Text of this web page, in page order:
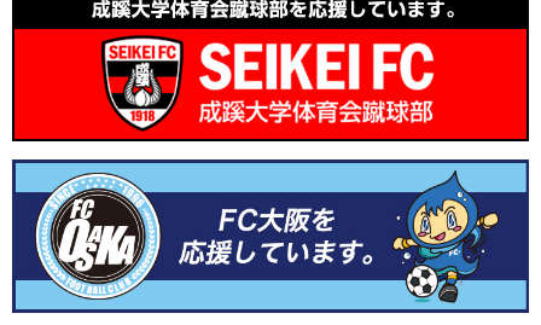
2025.5.21
レシピを追加しました。
2024.12.19
年末年始休業のお知らせ
2024.12.16
2024.10.24
レシピを追加しました。
2024.9.10
レシピを追加しました。
2024.7.24